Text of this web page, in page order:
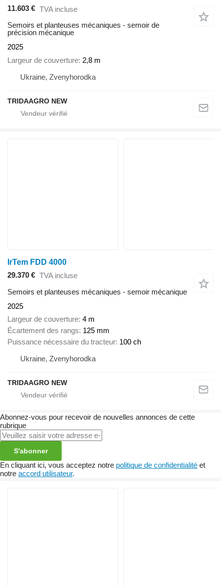
11.603 € TVA incluse
Semoirs et planteuses mécaniques - semoir de
précision mécanique
2025
Largeur de couverture 2,8 m
Ukraine, Zvenyhorodka
TRIDAAGRO NEW
IrTem FDD 4000
29.370 € TVA incluse
Semoirs et planteuses mécaniques - semoir mécanique
2025
Largeur de couverture 4 m
Écartement des rangs 125 mm
Puissance nécessaire du tracteur 100 ch
Ukraine, Zvenyhorodka
TRIDAAGRO NEW
Abonnez-vous pour recevoir de nouvelles annonces de cette
rubrique
S'abonner
En cliquant ici, vous acceptez notre politique de confidentialité et
notre accord utilisateur.